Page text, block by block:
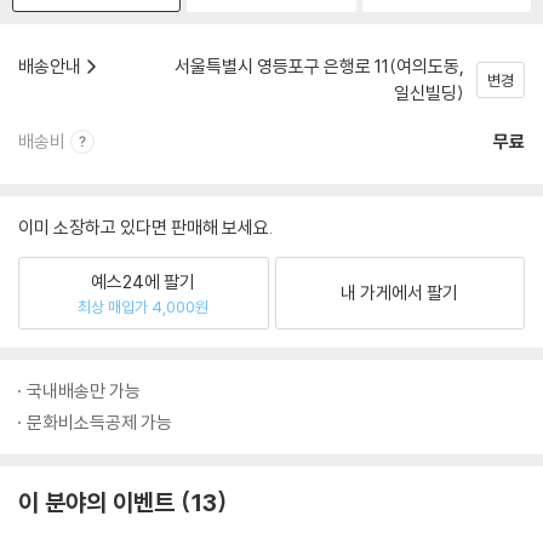
배송안내
서울특별시 영등포구 은행로 11(여의도동,
일신빌딩)
변경
배송비 무료
이미 소장하고 있다면 판매해 보세요.
예스24에 팔기
최상 매입가 4,000원
내 가게에서 팔기
국내배송만 가능
문화비소득공제 가능
이 분야의 이벤트 13